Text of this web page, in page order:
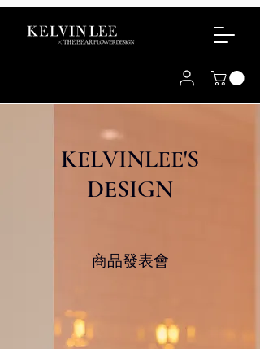
KELVINLEE'S
DESIGN
商品發表會